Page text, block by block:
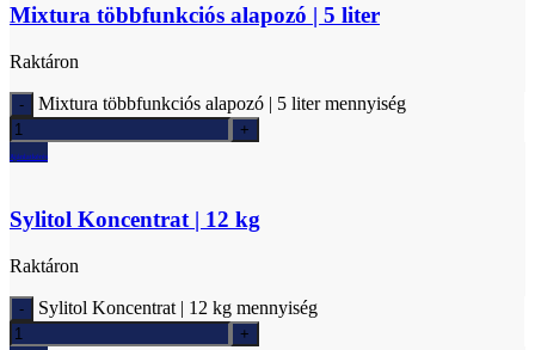
Mixtura többfunkciós alapozó | 5 liter
Raktáron
Mixtura többfunkciós alapozó | 5 liter mennyiség
Ajánlatkérés
Sylitol Koncentrat | 12 kg
Raktáron
Sylitol Koncentrat | 12 kg mennyiség